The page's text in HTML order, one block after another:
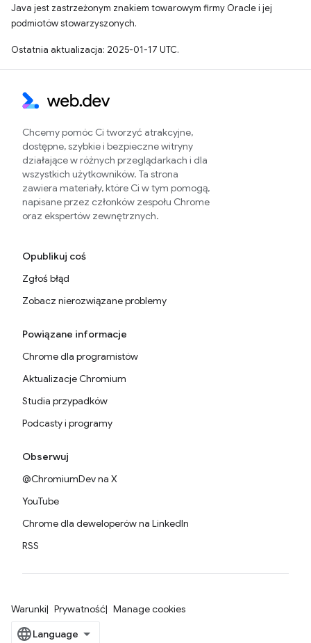
Java jest zastrzeżonym znakiem towarowym firmy Oracle i jej
podmiotów stowarzyszonych.
Ostatnia aktualizacja: 2025-01-17 UTC.
Chcemy pomóc Ci tworzyć atrakcyjne,
dostępne, szybkie i bezpieczne witryny
działające w różnych przeglądarkach i dla
wszystkich użytkowników. Ta strona
zawiera materiały, które Ci w tym pomogą,
napisane przez członków zespołu Chrome
oraz ekspertów zewnętrznych.
Opublikuj coś
Zgłoś błąd
Zobacz nierozwiązane problemy
Powiązane informacje
Chrome dla programistów
Aktualizacje Chromium
Studia przypadków
Podcasty i programy
Obserwuj
@ChromiumDev na X
YouTube
Chrome dla deweloperów na LinkedIn
RSS
Warunki Prywatność Manage cookies